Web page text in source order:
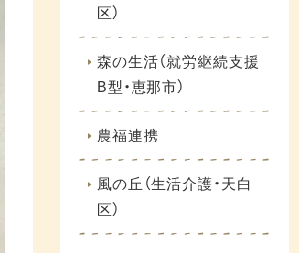
区）
森の生活（就労継続支援
B型・恵那市）
農福連携
風の丘（生活介護・天白
区）